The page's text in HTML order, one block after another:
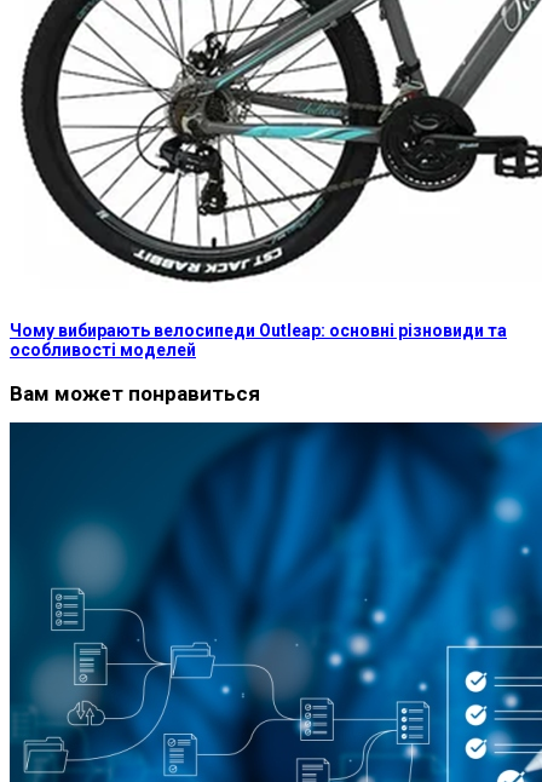
Чому вибирають велосипеди Outleap: основні різновиди та
особливості моделей
Вам может понравиться